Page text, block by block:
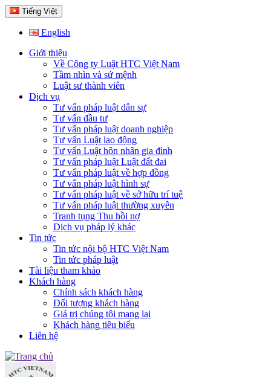
Tiếng Việt
English
Giới thiệu
Về Công ty Luật HTC Việt Nam
Tầm nhìn và sứ mệnh
Luật sư thành viên
Dịch vụ
Tư vấn pháp luật dân sự
Tư vấn đầu tư
Tư vấn pháp luật doanh nghiệp
Tư vấn Luật lao động
Tư vấn Luật hôn nhân gia đình
Tư vấn pháp luật Luật đất đai
Tư vấn pháp luật về hợp đồng
Tư vấn pháp luật hình sự
Tư vấn pháp luật về sở hữu trí tuệ
Tư vấn pháp luật thường xuyên
Tranh tụng Thu hồi nợ
Dịch vụ pháp lý khác
Tin tức
Tin tức nội bộ HTC Việt Nam
Tin tức pháp luật
Tài liệu tham khảo
Khách hàng
Chính sách khách hàng
Đối tượng khách hàng
Giá trị chúng tôi mang lại
Khách hàng tiêu biểu
Liên hệ